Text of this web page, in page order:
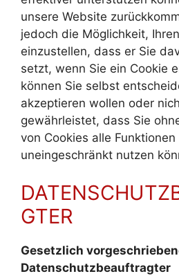
unsere Website
jedoch die Möglichkeit,
einzustellen, dass er Sie
setzt, wenn Sie ein Cookie
können Sie selbst
akzeptieren wollen oder
gewährleistet, dass Sie
von Cookies alle
uneingeschränkt nutzen
GTER
Gesetzlich
Datenschutzbeauftragter